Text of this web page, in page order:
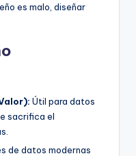
es malo, diseñar
Útil para datos
sacrifica el
de datos modernas